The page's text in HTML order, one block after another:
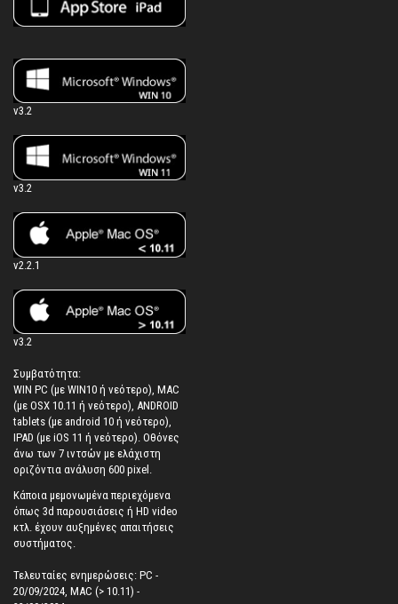
v3.2
v3.2
v2.2.1
v3.2
Συμβατότητα:
WIN PC (με WIN10 ή νεότερο), MAC
(με OSX 10.11 ή νεότερο), ANDROID
tablets (με android 10 ή νεότερο),
IPAD (με iOS 11 ή νεότερο). Oθόνες
άνω των 7 ιντσών με ελάχιστη
οριζόντια ανάλυση 600 pixel.
Κάποια μεμονωμένα περιεχόμενα
όπως 3d παρουσιάσεις ή HD video
κτλ. έχουν αυξημένες απαιτήσεις
συστήματος.
Τελευταίες ενημερώσεις: PC -
20/09/2024, MAC (> 10.11) -